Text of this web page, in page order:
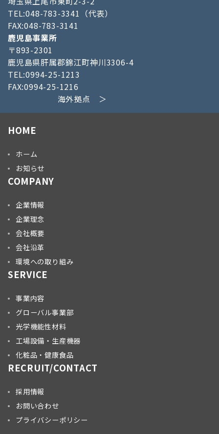
TEL:048-783-3341（代表）
FAX:048-783-3141
鹿児島事業所
〒893-2301
鹿児島県肝属郡錦江町神川3306-4
TEL:0994-25-1213
FAX:0994-25-1216
海外拠点 ＞
HOME
ホーム
お知らせ
COMPANY
企業情報
企業理念
会社概要
会社沿革
環境への取り組み
SERVICE
事業内容
グローバル事業部
光学機能性材料
工場設備・生産機器
化粧品・健康食品
RECRUIT/CONTACT
採用情報
お問い合わせ
プライバシーポリシー